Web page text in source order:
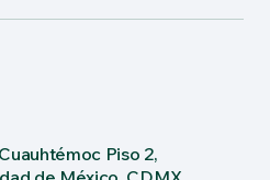
Piso 2,